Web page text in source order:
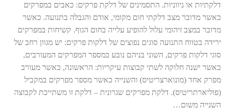
דלקתיות או ניווניות. התסמינים של דלקת פרקים: כאבים במפרקים
כאשר מדובר מצב דלקתי חום מקומי, אודם והגבלה בתנועה. כאשר
מדובר במצב זיהומי עלול להופיע עלייה בחום הגוף. קשיחות במפרקים
ירידה בטווח התנועה סוגים נפוצים של דלקות פרקים: יש מגוון רחב של
סוגי דלקות פרקים, השוני בניהם נובע במספר המפרקים המעורבים,
כאשר ישנה חלוקה לשתי קבוצות עיקריות: הראשונה, כאשר מעורב
מפרק אחד (מונוארצריטיס) והשנייה כאשר מספר מפרקים במקביל
(פוליארתריטיס). דלקת מפרקים שגרונית – דלקת זו משתייכת לקבוצה
השנייה משום…